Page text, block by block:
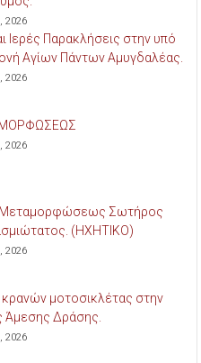
2026
Ιερές Παρακλήσεις στην υπό
Αγίων Πάντων Αμυγδαλέας.
2026
2026
Μεταμορφώσεως Σωτήρος
(ΗΧΗΤΙΚΟ)
2026
μοτοσικλέτας στην
Άμεσης Δράσης.
2026